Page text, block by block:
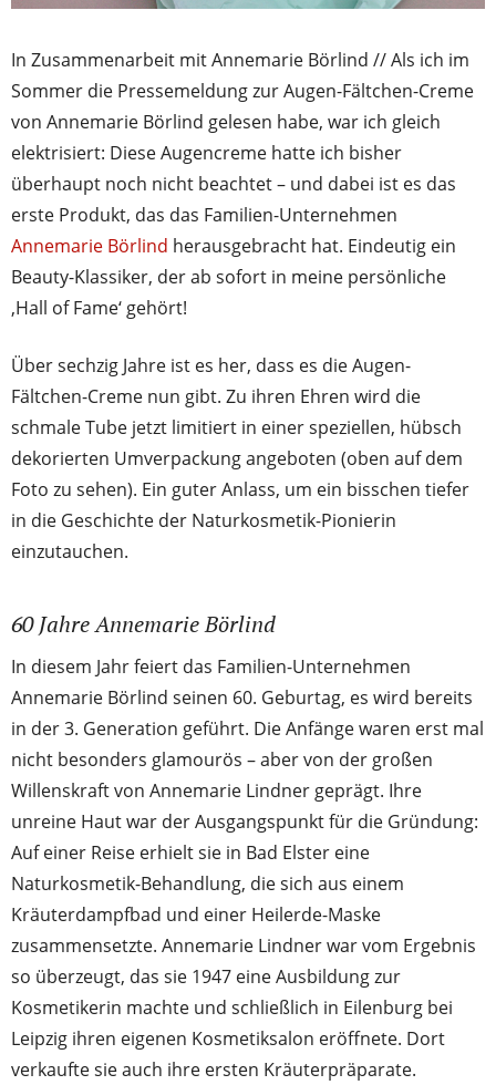
In Zusammenarbeit mit Annemarie Börlind // Als ich im
Sommer die Pressemeldung zur Augen-Fältchen-Creme
von Annemarie Börlind gelesen habe, war ich gleich
elektrisiert: Diese Augencreme hatte ich bisher
überhaupt noch nicht beachtet – und dabei ist es das
erste Produkt, das das Familien-Unternehmen
Annemarie Börlind herausgebracht hat. Eindeutig ein
Beauty-Klassiker, der ab sofort in meine persönliche
‚Hall of Fame‘ gehört!
Über sechzig Jahre ist es her, dass es die Augen-
Fältchen-Creme nun gibt. Zu ihren Ehren wird die
schmale Tube jetzt limitiert in einer speziellen, hübsch
dekorierten Umverpackung angeboten (oben auf dem
Foto zu sehen). Ein guter Anlass, um ein bisschen tiefer
in die Geschichte der Naturkosmetik-Pionierin
einzutauchen.
60 Jahre Annemarie Börlind
In diesem Jahr feiert das Familien-Unternehmen
Annemarie Börlind seinen 60. Geburtag, es wird bereits
in der 3. Generation geführt. Die Anfänge waren erst mal
nicht besonders glamourös – aber von der großen
Willenskraft von Annemarie Lindner geprägt. Ihre
unreine Haut war der Ausgangspunkt für die Gründung:
Auf einer Reise erhielt sie in Bad Elster eine
Naturkosmetik-Behandlung, die sich aus einem
Kräuterdampfbad und einer Heilerde-Maske
zusammensetzte. Annemarie Lindner war vom Ergebnis
so überzeugt, das sie 1947 eine Ausbildung zur
Kosmetikerin machte und schließlich in Eilenburg bei
Leipzig ihren eigenen Kosmetiksalon eröffnete. Dort
verkaufte sie auch ihre ersten Kräuterpräparate.